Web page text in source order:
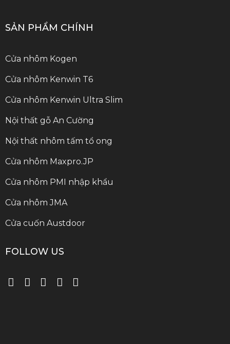
SẢN PHẨM CHÍNH
Cửa nhôm Kogen
Cửa nhôm Kenwin T6
Cửa nhôm Kenwin Ultra Slim
Nội thất gỗ An Cường
Nội thất nhôm tấm tổ ong
Cửa nhôm Maxpro.JP
Cửa nhôm PMI nhập khẩu
Cửa nhôm JMA
Cửa cuốn Austdoor
FOLLOW US